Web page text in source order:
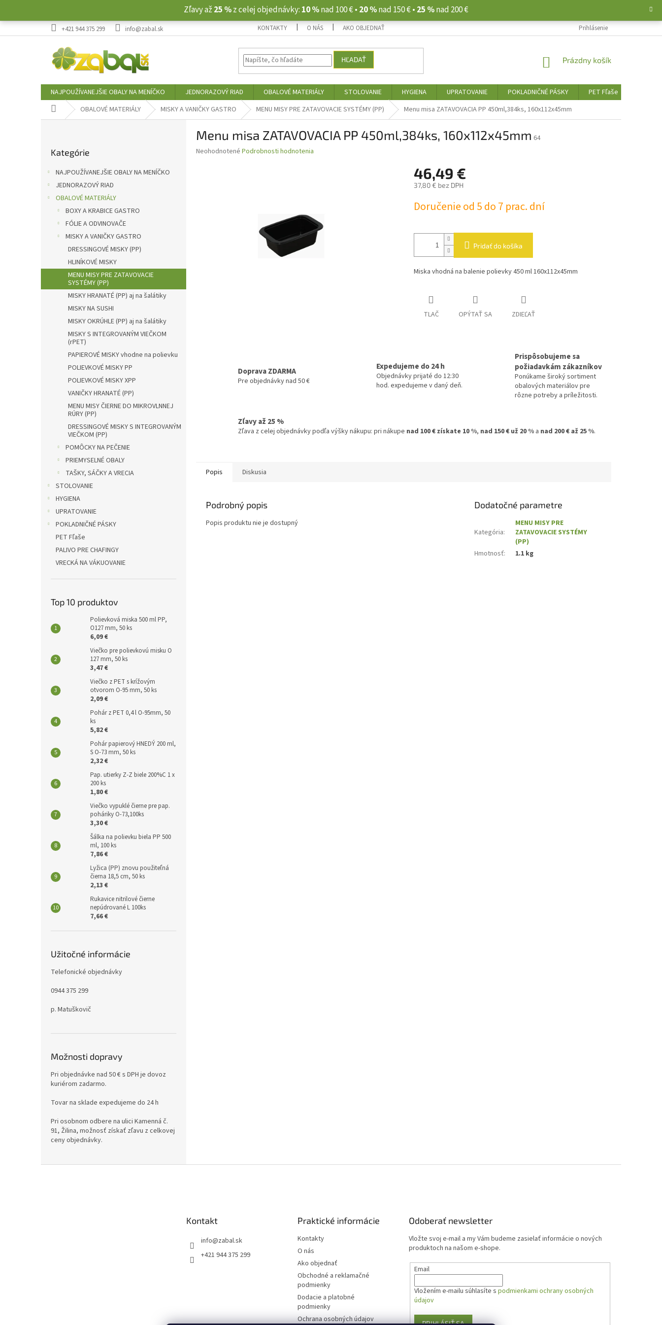
obsah
Zľavy až 25 %z celej objednávky: 10 %nad 100 € • 20 %nad 150 € • 25 %nad 200 €
+421 944 375 299 info@zabal.sk KONTAKTY O NÁS AKO OBJEDNAŤ Prihlásenie
HĽADAŤ
NÁKUPNÝ
Prázdny košík
NAJPOUŽÍVANEJŠIE OBALY NA MENÍČKO JEDNORAZOVÝ RIAD OBALOVÉ MATERIÁLY STOLOVANIE HYGIENA UPRATOVANIE POKLADNIČNÉ PÁSKY PET Fľaše
Domov OBALOVÉ MATERIÁLY MISKY A VANIČKY GASTRO MENU MISY PRE ZATAVOVACIE SYSTÉMY (PP) Menu misa ZATAVOVACIA PP 450ml,384ks, 160x112x45mm
kategórie
Kategórie
NAJPOUŽÍVANEJŠIE OBALY NA MENÍČKO
JEDNORAZOVÝ RIAD
OBALOVÉ MATERIÁLY
BOXY A KRABICE GASTRO
FÓLIE A ODVINOVAČE
MISKY A VANIČKY GASTRO
DRESSINGOVÉ MISKY (PP)
HLINÍKOVÉ MISKY
MENU MISY PRE ZATAVOVACIE
SYSTÉMY (PP)
MISKY HRANATÉ (PP) aj na šalátiky
MISKY NA SUSHI
MISKY OKRÚHLE (PP) aj na šalátiky
MISKY S INTEGROVANÝM VIEČKOM
(rPET)
PAPIEROVÉ MISKY vhodne na polievku
POLIEVKOVÉ MISKY PP
POLIEVKOVÉ MISKY XPP
VANIČKY HRANATÉ (PP)
MENU MISY ČIERNE DO MIKROVLNNEJ
RÚRY (PP)
DRESSINGOVÉ MISKY S INTEGROVANÝM
VIEČKOM (PP)
POMÔCKY NA PEČENIE
PRIEMYSELNÉ OBALY
TAŠKY, SÁČKY A VRECIA
STOLOVANIE
HYGIENA
UPRATOVANIE
POKLADNIČNÉ PÁSKY
PET Fľaše
PALIVO PRE CHAFINGY
VRECKÁ NA VÁKUOVANIE
Top 10 produktov
Polievková miska 500 ml PP,
O127 mm, 50 ks
6,09 €
Viečko pre polievkovú misku O
127 mm, 50 ks
3,47 €
Viečko z PET s krížovým
otvorom O-95 mm, 50 ks
2,09 €
Pohár z PET 0,4 l O-95mm, 50
ks
5,82 €
Pohár papierový HNEDÝ 200 ml,
S O-73 mm, 50 ks
2,32 €
Pap. utierky Z-Z biele 200%C 1 x
200 ks
1,80 €
Viečko vypuklé čierne pre pap.
poháriky O-73,100ks
3,30 €
Šálka na polievku biela PP 500
ml, 100 ks
7,86 €
Lyžica (PP) znovu použiteľná
čierna 18,5 cm, 50 ks
2,13 €
Rukavice nitrilové čierne
nepúdrované L 100ks
7,66 €
Užitočné informácie
Telefonické objednávky
0944 375 299
p. Matuškovič
Možnosti dopravy
Pri objednávke nad 50 € s DPH je dovoz
kuriérom zadarmo.
Tovar na sklade expedujeme do 24 h
Pri osobnom odbere na ulici Kamenná č.
91, Žilina, možnosť získať zľavu z celkovej
ceny objednávky.
Menu misa ZATAVOVACIA PP 450ml,384ks, 160x112x45mm 64
Priemerné
Neohodnotené Podrobnosti hodnotenia
46,49 €
37,80 € bez DPH
cena:
Doručenie od 5 do 7 prac. dní
Pridať do košíka
Miska vhodná na balenie polievky 450 ml 160x112x45mm
TLAČ OPÝTAŤ SA ZDIEĽAŤ
Doprava ZDARMA
Pre objednávky nad 50 €
Expedujeme do 24 h
Objednávky prijaté do 12:30
hod. expedujeme v daný deň.
Prispôsobujeme sa
požiadavkám zákazníkov
Ponúkame široký sortiment
obalových materiálov pre
rôzne potreby a príležitosti.
Zľavy až 25 %
Zľava z celej objednávky podľa výšky nákupu: pri nákupe nad 100 € získate 10 %, nad 150 € už 20 % a nad 200 € až 25 %.
Popis Diskusia
Podrobný popis
Popis produktu nie je dostupný
Dodatočné parametre
Kategória:
MENU MISY PRE
ZATAVOVACIE SYSTÉMY
(PP)
Hmotnosť: 1.1 kg
Kontakt
info@zabal.sk
+421 944 375 299
Praktické informácie
Kontakty
O nás
Ako objednať
Obchodné a reklamačné
podmienky
Dodacie a platobné
podmienky
Ochrana osobných údajov
Odoberať newsletter
Vložte svoj e-mail a my Vám budeme zasielať informácie o nových
produktoch na našom e-shope.
Email
Vložením e-mailu súhlasíte spodmienkami ochrany osobných
údajov